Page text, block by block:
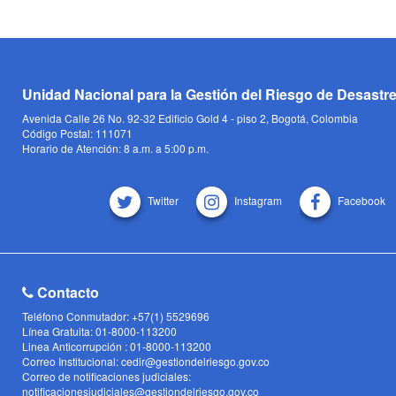
Unidad Nacional para la Gestión del Riesgo de
Avenida Calle 26 No. 92-32 Edificio Gold 4 - piso 2, Bogotá, Colombia
Código Postal: 111071
Horario de Atención: 8 a.m. a 5:00 p.m.
Twitter Instagram Facebook
Contacto
Teléfono Conmutador: +57(1) 5529696
Línea Gratuita: 01-8000-113200
Linea Anticorrupción : 01-8000-113200
Correo Institucional: cedir@gestiondelriesgo.gov.co
Correo de notificaciones judiciales:
notificacionesjudiciales@gestiondelriesgo.gov.co